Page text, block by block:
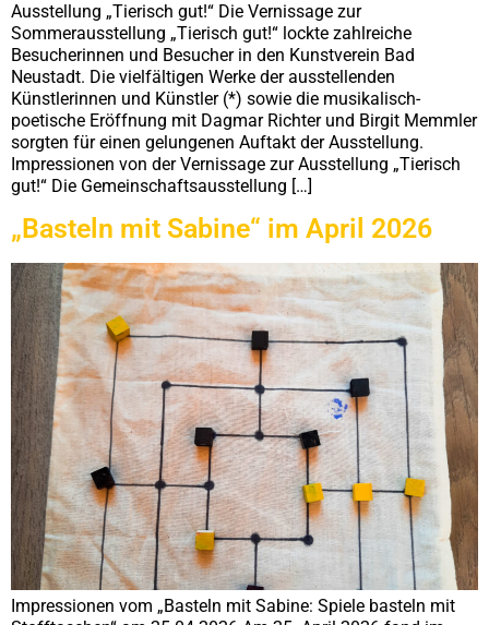
Ausstellung „Tierisch gut!“ Die Vernissage zur
Sommerausstellung „Tierisch gut!“ lockte zahlreiche
Besucherinnen und Besucher in den Kunstverein Bad
Neustadt. Die vielfältigen Werke der ausstellenden
Künstlerinnen und Künstler (*) sowie die musikalisch-
poetische Eröffnung mit Dagmar Richter und Birgit Memmler
sorgten für einen gelungenen Auftakt der Ausstellung.
Impressionen von der Vernissage zur Ausstellung „Tierisch
gut!“ Die Gemeinschaftsausstellung […]
„Basteln mit Sabine“ im April 2026
Impressionen vom „Basteln mit Sabine: Spiele basteln mit